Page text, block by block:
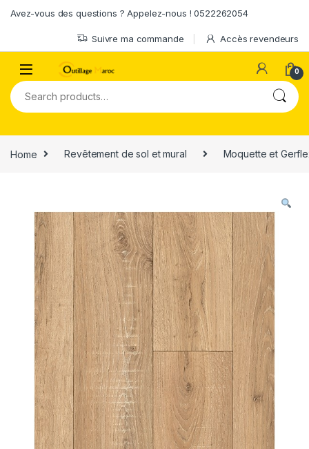
Avez-vous des questions ? Appelez-nous ! 0522262054
Suivre ma commande Accès revendeurs
0
Search for:
Home Revêtement de sol et mural Moquette et